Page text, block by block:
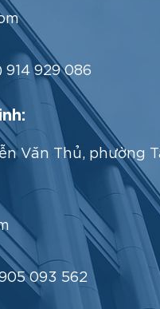
929 086
Văn Thủ, phường
093 562